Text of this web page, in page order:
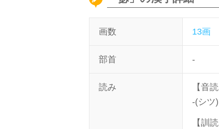
画数 13画
部首 -
読み
【音
-(シツ)
【訓